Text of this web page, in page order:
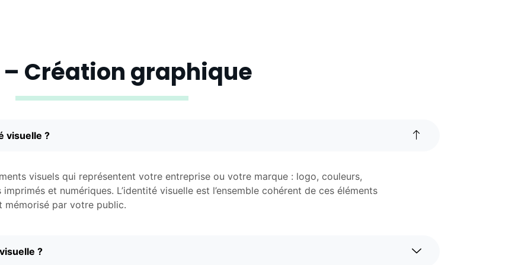
– Création graphique
visuelle ?
visuels qui représentent votre entreprise ou votre marque : logo, couleurs,
et numériques. L’identité visuelle est l’ensemble cohérent de ces éléments
mémorisé par votre public.
?